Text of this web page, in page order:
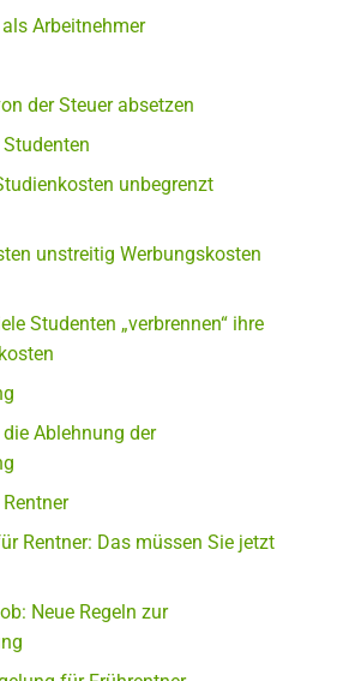
Arbeitnehmer
der Steuer absetzen
unbegrenzt
unstreitig Werbungskosten
Studenten „verbrennen“ ihre
Ablehnung der
Rentner: Das müssen Sie jetzt
Neue Regeln zur